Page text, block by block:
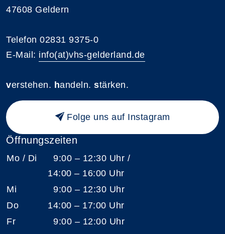
47608 Geldern
Telefon 02831 9375-0
E-Mail: info(at)vhs-gelderland.de
verstehen. handeln. stärken.
Folge uns auf Instagram
Öffnungszeiten
Mo / Di
9:00 – 12:30 Uhr /
14:00 – 16:00 Uhr
Mi
9:00 – 12:30 Uhr
Do
14:00 – 17:00 Uhr
Fr
9:00 – 12:00 Uhr